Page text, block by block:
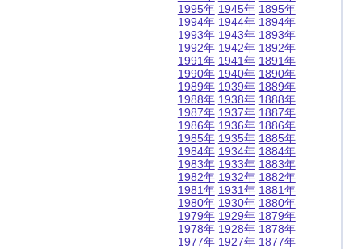
1995年
1994年
1993年
1992年
1991年
1990年
1989年
1988年
1987年
1986年
1985年
1984年
1983年
1982年
1981年
1980年
1979年
1978年
1977年
1945年
1944年
1943年
1942年
1941年
1940年
1939年
1938年
1937年
1936年
1935年
1934年
1933年
1932年
1931年
1930年
1929年
1928年
1927年
1895年
1894年
1893年
1892年
1891年
1890年
1889年
1888年
1887年
1886年
1885年
1884年
1883年
1882年
1881年
1880年
1879年
1878年
1877年